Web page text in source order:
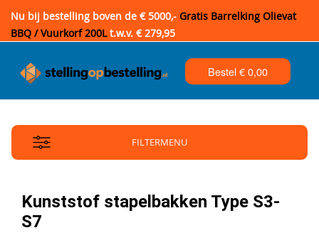
Nu bij bestelling boven de € 5000,- Gratis Barrelking Olievat
BBQ / Vuurkorf 200Lt.w.v. € 279,95
Bestel €0,00
FILTERMENU
Kunststof stapelbakken Type S3-
S7